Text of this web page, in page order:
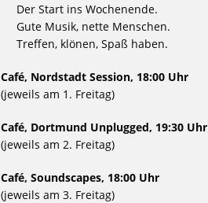
Der Start ins Wochenende.
Gute Musik, nette Menschen.
Treffen, klönen, Spaß haben.
Café, Nordstadt Session, 18:00 Uhr
(jeweils am 1. Freitag)
Café, Dortmund Unplugged, 19:30 Uhr
(jeweils am 2. Freitag)
Café, Soundscapes, 18:00 Uhr
(jeweils am 3. Freitag)